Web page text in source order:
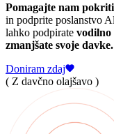
Pomagajte nam
in podprite poslanstvo
lahko podpirate vodilno
zmanjšate svoje davke.
Doniram zdaj
( Z davčno olajšavo )